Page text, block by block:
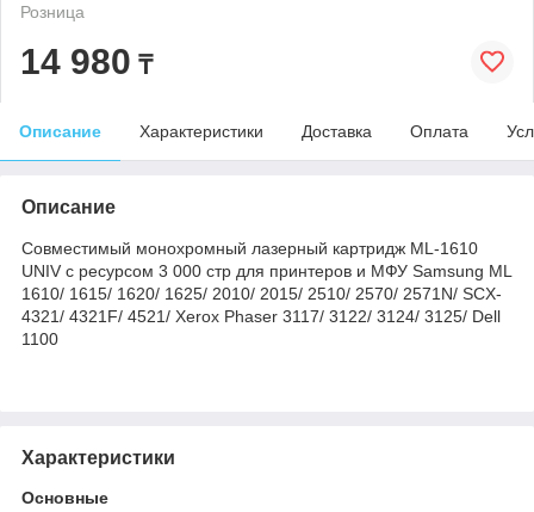
Розница
14 980 ₸
Описание Характеристики Доставка Оплата
Описание
Совместимый монохромный лазерный картридж ML-1610
UNIV с ресурсом 3 000 стр для принтеров и МФУ Samsung ML
1610/ 1615/ 1620/ 1625/ 2010/ 2015/ 2510/ 2570/ 2571N/ SCX-
4321/ 4321F/ 4521/ Xerox Phaser 3117/ 3122/ 3124/ 3125/ Dell
1100
Характеристики
Основные